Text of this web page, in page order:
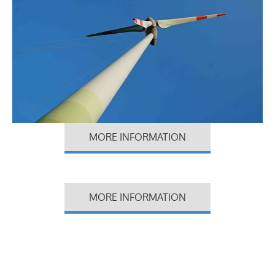
MORE INFORMATION
MORE INFORMATION